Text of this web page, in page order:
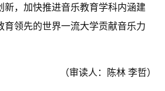
新，加快推进音乐教育学科内涵建
育领先的世界一流大学贡献音乐力
（审读人：陈林 李哲）